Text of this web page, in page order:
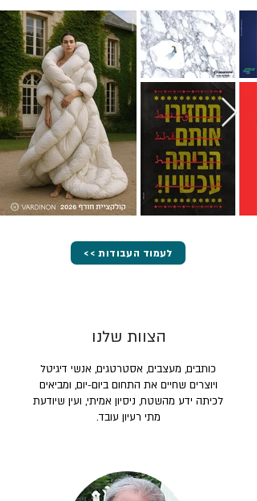
<< לעמוד העבודות
הצוות שלנו
כותבים, מעצבים, אסטרטגים, אנשי דיגיטל
ויוצרים שחיים את התחום ביום-יום, ומביאים
לכיתה ידע מהשטח, ניסיון אמיתי, ועין שיודעת
מתי רעיון עובד.